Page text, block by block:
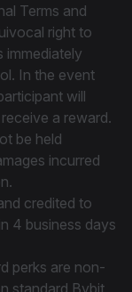
Terms and
right to
immediately
In the event
will
a reward.
be held
incurred
credited to
4 business days
perks are non-